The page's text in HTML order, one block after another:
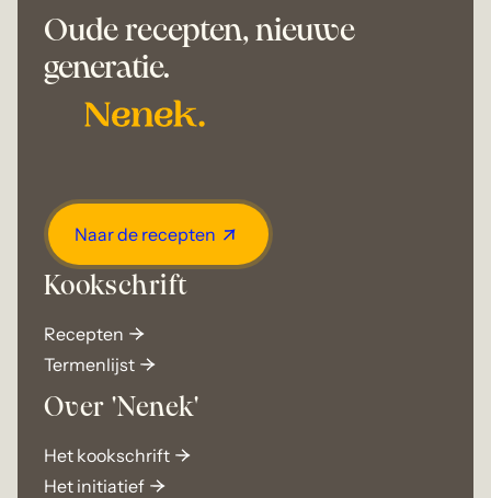
Oude recepten, nieuwe
generatie.
Naar de recepten
Kookschrift
Recepten
Termenlijst
Over 'Nenek'
Het kookschrift
Het initiatief